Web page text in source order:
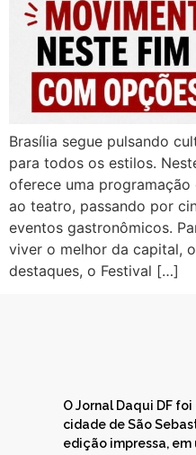
Brasília segue pulsando
para todos os estilos.
oferece uma
ao teatro, passando por
eventos gastronômicos.
viver o melhor da capital,
destaques, o Festival […]
O Jornal Daqui DF
cidade de São
edição impressa,